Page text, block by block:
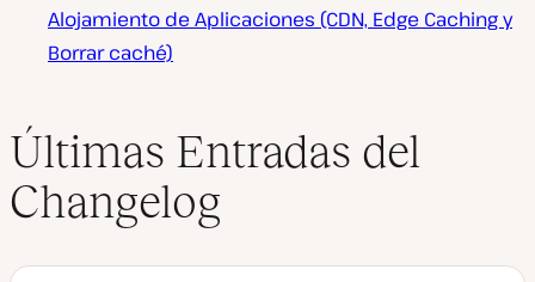
Alojamiento de Aplicaciones (CDN, Edge Caching y
Borrar caché)
Últimas Entradas del
Changelog